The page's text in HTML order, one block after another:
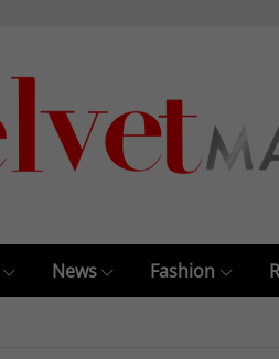
News Fashion